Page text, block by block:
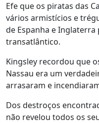
Efe que os piratas das
vários armistícios e
de Espanha e
transatlântico.
Kingsley recordou que
Nassau era um
arrasaram e
Dos destroços
não revelou todos os